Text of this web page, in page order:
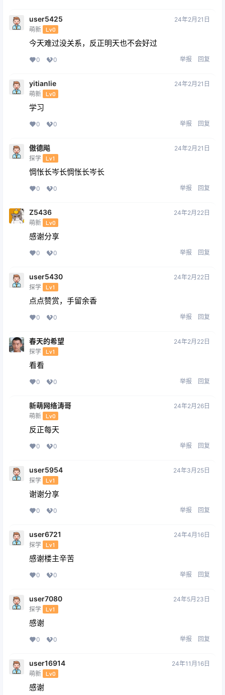
user5425
萌新 Lv0
24年2月21日
今天难过没关系，反正明天也不会好过
0 0 举报 回复
yitianlie
萌新 Lv0
24年2月21日
学习
0 0 举报 回复
傲德飚
探学 Lv1
24年2月21日
惆怅长岑长惆怅长岑长
0 0 举报 回复
Z5436
萌新 Lv0
24年2月22日
感谢分享
0 0 举报 回复
user5430
探学 Lv1
24年2月22日
点点赞赏，手留余香
0 0 举报 回复
春天的希望
探学 Lv1
24年2月22日
看看
0 0 举报 回复
新萌网络涛哥
萌新 Lv0
24年2月26日
反正每天
0 0 举报 回复
user5954
探学 Lv1
24年3月25日
谢谢分享
0 0 举报 回复
user6721
探学 Lv1
24年4月16日
感谢楼主辛苦
0 0 举报 回复
user7080
探学 Lv1
24年5月23日
感谢
0 0 举报 回复
user16914
萌新 Lv0
24年11月16日
感谢